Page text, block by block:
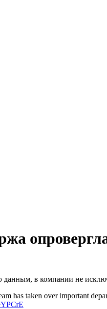
данным, в компании не
has taken over important